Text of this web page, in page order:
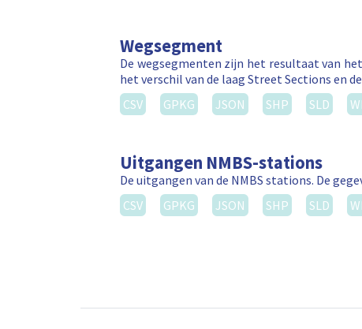
Wegsegment
De wegsegmenten zijn het resultaat van
het verschil van de laag Street Sections en
CSV
GPKG JSON SHP SLD
Uitgangen NMBS-stations
De uitgangen van de NMBS stations. De
CSV
GPKG JSON SHP SLD